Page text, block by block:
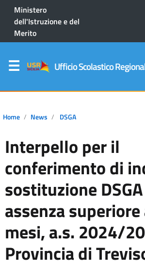
Ministero
dell'Istruzione e del
Merito
Ufficio Scolastico
Home News DSGA
Interpello per il
conferimento di
sostituzione
assenza superiore
mesi, a.s. 2024/
Provincia di